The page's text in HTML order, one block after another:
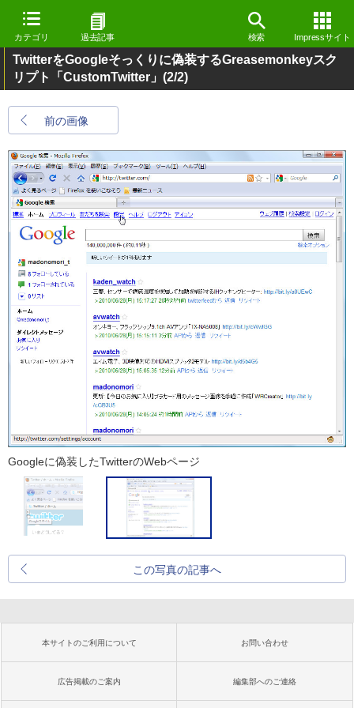
カテゴリ 過去記事 検索 Impressサイト
TwitterをGoogleそっくりに偽装するGreasemonkeyスク
リプト「CustomTwitter」 (2/2)
前の画像
Googleに偽装したTwitterのWebページ
この写真の記事へ
本サイトのご利用について お問い合わせ
広告掲載のご案内 編集部へのご連絡